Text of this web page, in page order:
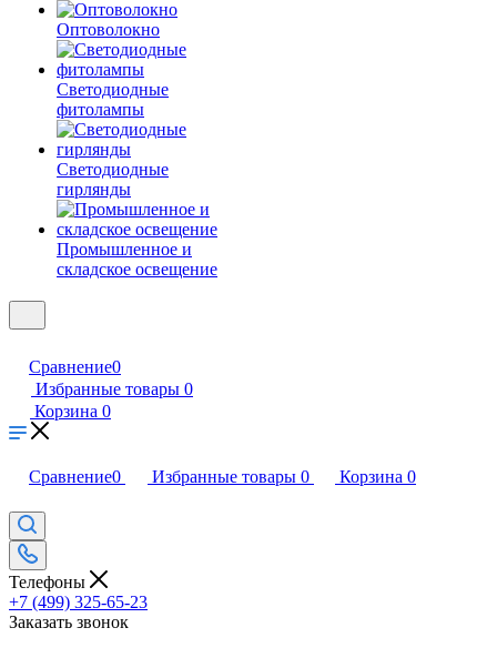
Оптоволокно
Светодиодные
фитолампы
Светодиодные
гирлянды
Промышленное и
складское освещение
Сравнение0
Избранные товары 0
Корзина 0
Сравнение0 Избранные товары 0 Корзина 0
Телефоны
+7 (499) 325-65-23
Заказать звонок